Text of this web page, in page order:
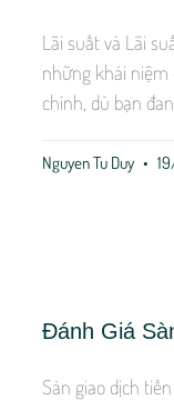
Lãi suất và Lãi
những khái niệm
chính, dù bạn
Nguyen Tu Duy
Đánh Giá
Sàn giao dịch